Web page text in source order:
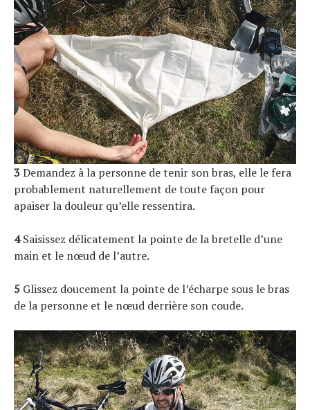
3Demandez à la personne de tenir son bras, elle le fera
probablement naturellement de toute façon pour
apaiser la douleur qu’elle ressentira.
4Saisissez délicatement la pointe de la bretelle d’une
main et le nœud de l’autre.
5 Glissez doucement la pointe de l’écharpe sous le bras
de la personne et le nœud derrière son coude.